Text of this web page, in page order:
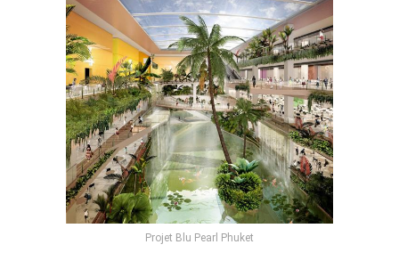
Projet Blu Pearl Phuket